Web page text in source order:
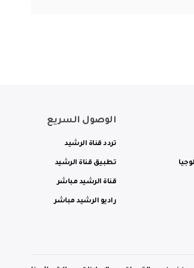
الوصول السريع
تردد قناة الرشيد
تطبيق قناة الرشيد
قناة الرشيد مباشر
راديو الرشيد مباشر